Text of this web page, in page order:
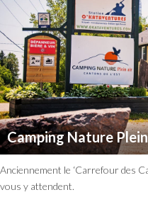
Camping Nature
Anciennement le ‘Carrefour des
vous y attendent.